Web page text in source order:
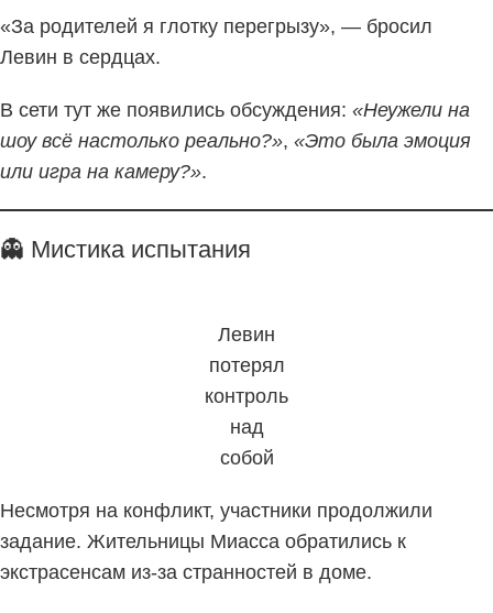
«За родителей я глотку перегрызу», — бросил
Левин в сердцах.
В сети тут же появились обсуждения: «Неужели на
шоу всё настолько реально?», «Это была эмоция
или игра на камеру?».
👻 Мистика испытания
Левин
потерял
контроль
над
собой
Несмотря на конфликт, участники продолжили
задание. Жительницы Миасса обратились к
экстрасенсам из-за странностей в доме.